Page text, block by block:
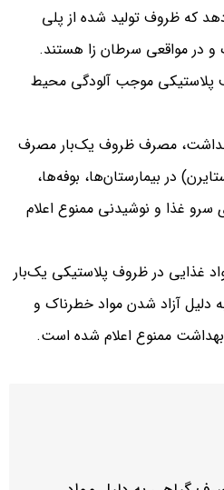
که ظروف تولید شده از پلی
و در مواقعی سرطان‌ زا هستند.
موجب آلودگی محیط
بهداشت، مصرف ظروف یک‌بار مصرف
در بیمارستان‌ها، بوفه‌ها،
سرو غذا و نوشیدنی ممنوع اعلام
غذایی در ظروف پلاستیکی یک‌بار
آزاد شدن مواد خطرناک و
ممنوع اعلام شده است.